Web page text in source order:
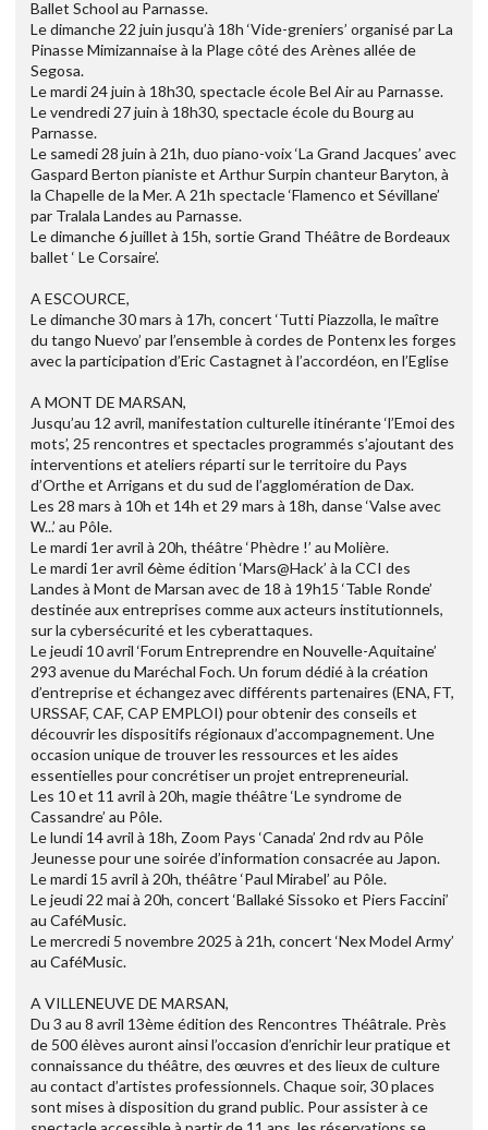
Ballet School au Parnasse.
Le dimanche 22 juin jusqu’à 18h ‘Vide-greniers’ organisé par La
Pinasse Mimizannaise à la Plage côté des Arènes allée de
Segosa.
Le mardi 24 juin à 18h30, spectacle école Bel Air au Parnasse.
Le vendredi 27 juin à 18h30, spectacle école du Bourg au
Parnasse.
Le samedi 28 juin à 21h, duo piano-voix ‘La Grand Jacques’ avec
Gaspard Berton pianiste et Arthur Surpin chanteur Baryton, à
la Chapelle de la Mer. A 21h spectacle ‘Flamenco et Sévillane’
par Tralala Landes au Parnasse.
Le dimanche 6 juillet à 15h, sortie Grand Théâtre de Bordeaux
ballet ‘ Le Corsaire’.
A ESCOURCE,
Le dimanche 30 mars à 17h, concert ‘Tutti Piazzolla, le maître
du tango Nuevo’ par l’ensemble à cordes de Pontenx les forges
avec la participation d’Eric Castagnet à l’accordéon, en l’Eglise
A MONT DE MARSAN,
Jusqu’au 12 avril, manifestation culturelle itinérante ‘l’Emoi des
mots’, 25 rencontres et spectacles programmés s’ajoutant des
interventions et ateliers réparti sur le territoire du Pays
d’Orthe et Arrigans et du sud de l’agglomération de Dax.
Les 28 mars à 10h et 14h et 29 mars à 18h, danse ‘Valse avec
W...’ au Pôle.
Le mardi 1er avril à 20h, théâtre ‘Phèdre !’ au Molière.
Le mardi 1er avril 6ème édition ‘Mars@Hack’ à la CCI des
Landes à Mont de Marsan avec de 18 à 19h15 ‘Table Ronde’
destinée aux entreprises comme aux acteurs institutionnels,
sur la cybersécurité et les cyberattaques.
Le jeudi 10 avril ‘Forum Entreprendre en Nouvelle-Aquitaine’
293 avenue du Maréchal Foch. Un forum dédié à la création
d’entreprise et échangez avec différents partenaires (ENA, FT,
URSSAF, CAF, CAP EMPLOI) pour obtenir des conseils et
découvrir les dispositifs régionaux d’accompagnement. Une
occasion unique de trouver les ressources et les aides
essentielles pour concrétiser un projet entrepreneurial.
Les 10 et 11 avril à 20h, magie théâtre ‘Le syndrome de
Cassandre’ au Pôle.
Le lundi 14 avril à 18h, Zoom Pays ‘Canada’ 2nd rdv au Pôle
Jeunesse pour une soirée d’information consacrée au Japon.
Le mardi 15 avril à 20h, théâtre ‘Paul Mirabel’ au Pôle.
Le jeudi 22 mai à 20h, concert ‘Ballaké Sissoko et Piers Faccini’
au CaféMusic.
Le mercredi 5 novembre 2025 à 21h, concert ‘Nex Model Army’
au CaféMusic.
A VILLENEUVE DE MARSAN,
Du 3 au 8 avril 13ème édition des Rencontres Théâtrale. Près
de 500 élèves auront ainsi l’occasion d’enrichir leur pratique et
connaissance du théâtre, des œuvres et des lieux de culture
au contact d’artistes professionnels. Chaque soir, 30 places
sont mises à disposition du grand public. Pour assister à ce